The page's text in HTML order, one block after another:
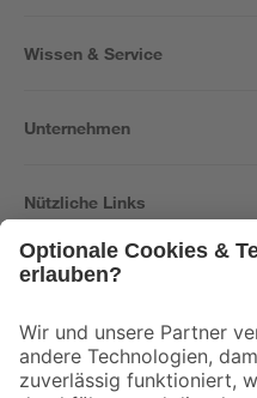
Wissen & Service
Unternehmen
Nützliche Links
Der toom Newsletter: Keine
Zur Newsletter Anmeldung